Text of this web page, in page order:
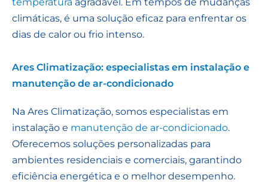
climáticas, é uma solução eficaz para enfrentar os
dias de calor ou frio intenso.
Ares Climatização: especialistas em instalação e
manutenção de ar-condicionado
Na Ares Climatização, somos especialistas em
instalação e manutenção de ar-condicionado.
Oferecemos soluções personalizadas para
ambientes residenciais e comerciais, garantindo
eficiência energética e o melhor desempenho.